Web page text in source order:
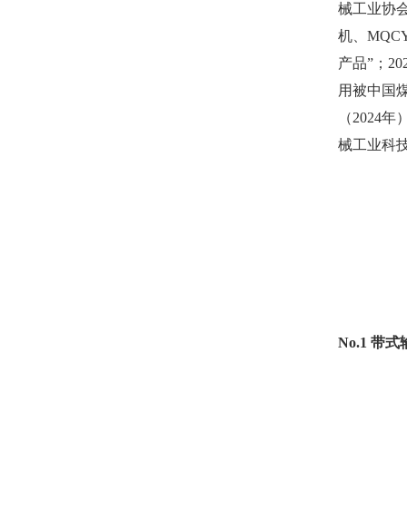
械工业协
机、
产品”；
用被中国
（2024
械工业科
No.1 带式